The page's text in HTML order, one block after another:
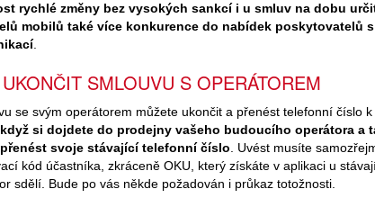
rychlé změny bez vysokých sankcí i u smluv na dobu
mobilů také více konkurence do nabídek poskytovatelů
.
SMLOUVU S OPERÁTOREM
se svým operátorem můžete ukončit a přenést telefonní číslo
si dojdete do prodejny vašeho budoucího operátora a
svoje stávající telefonní číslo . Uvést musíte
kód účastníka, zkráceně OKU, který získáte v aplikaci u
sdělí. Bude po vás někde požadován i průkaz totožnosti.